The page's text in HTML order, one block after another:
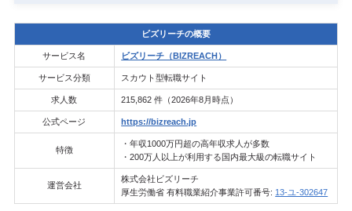
ビズリーチの概要
サービス名 ビズリーチ（BIZREACH）
サービス分類 スカウト型転職サイト
求人数 215,862 件（2026年8月時点）
公式ページ https://bizreach.jp
特徴
・年収1000万円超の高年収求人が多数
・200万人以上が利用する国内最大級の転職サイト
運営会社
株式会社ビズリーチ
厚生労働省 有料職業紹介事業許可番号:13-ユ-302647